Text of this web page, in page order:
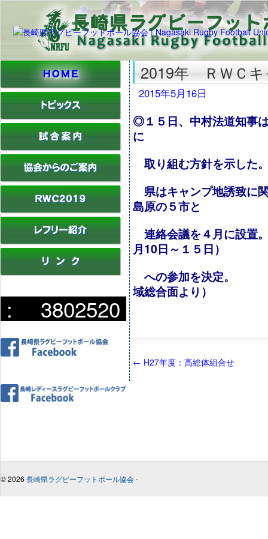
3802520
:
2019年 ＲＷＣ
2015年5月16日
◎１５日、中村法道知事
に
取り組む方針を示した
県はキャンプ地誘致に
島原の５市と
連絡会議を４月に設置
月10日～１５日）
への参加を決
域総合面より）
← H27年度：高総体組合せ
© 2026 長崎県ラグビーフットボール協会-